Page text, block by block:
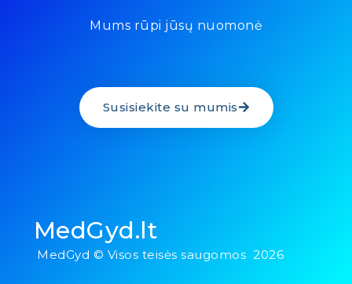
Mums rūpi jūsų nuomonė
Susisiekite su mumis
MedGyd.lt
MedGyd © Visos teisės saugomos 2026